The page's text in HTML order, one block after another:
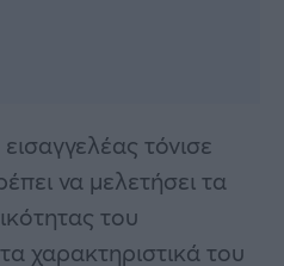
τόνισε
να μελετήσει τα
του
χαρακτηριστικά του